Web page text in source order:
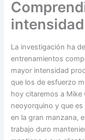
intensidad
La investigación ha
entrenamientos
mayor intensidad
que los de esfuerzo
hoy citaremos a
neoyorquino y que
en la gran manzana,
trabajo duro